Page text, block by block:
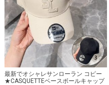
最新でオシャレサンローラン コピー
★CASQUETTEベースボールキャップ